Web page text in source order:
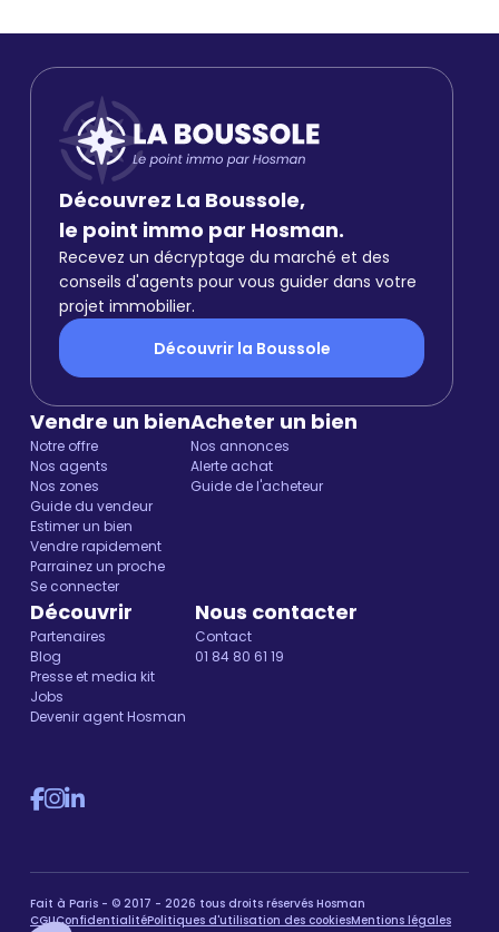
Découvrez La Boussole,
le point immo par Hosman.
Recevez un décryptage du marché et des
conseils d'agents pour vous guider dans votre
projet immobilier.
Découvrir la Boussole
Vendre un bien
Notre offre
Nos agents
Nos zones
Guide du vendeur
Estimer un bien
Vendre rapidement
Parrainez un proche
Se connecter
Acheter un bien
Nos annonces
Alerte achat
Guide de l'acheteur
Découvrir
Partenaires
Blog
Presse et media kit
Jobs
Devenir agent Hosman
Nous contacter
Contact
01 84 80 61 19
Fait à Paris - © 2017 - 2026 tous droits réservés Hosman
CGUConfidentialitéPolitiques d'utilisation des cookiesMentions légales